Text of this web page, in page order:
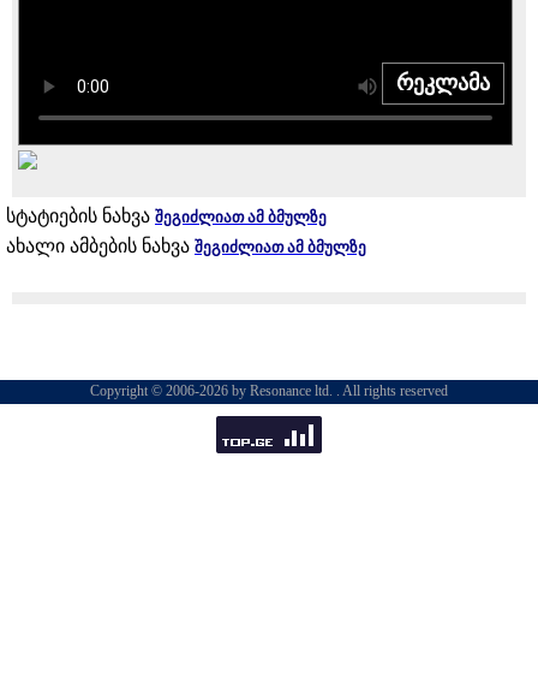
რეკლამა
სტატიების ნახვა შეგიძლიათ ამ ბმულზე
ახალი ამბების ნახვა შეგიძლიათ ამ ბმულზე
Copyright © 2006-2026 by Resonance ltd. . All rights reserved